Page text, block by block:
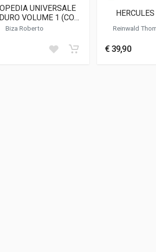
UNIVERSALE
VOLUME 1 (CON
CD ROM)
Biza Roberto Reinwald
€ 39,90